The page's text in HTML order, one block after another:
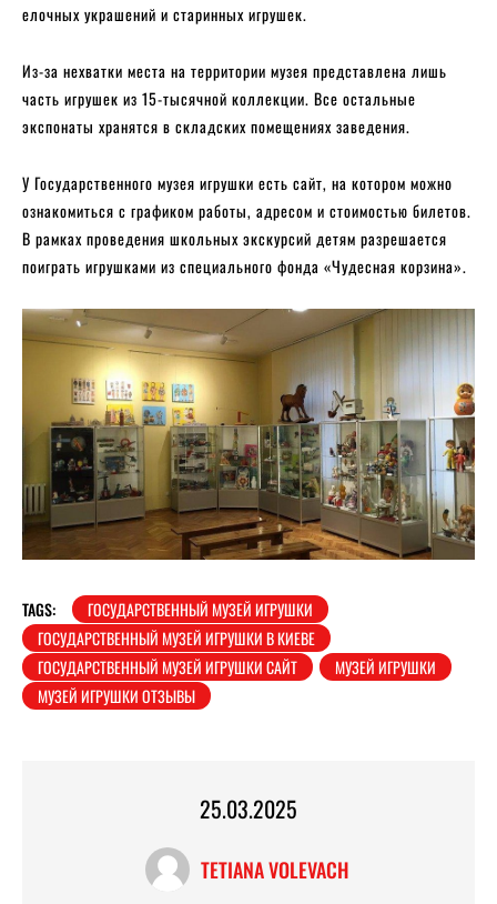
елочных украшений и старинных игрушек.
Из-за нехватки места на территории музея представлена лишь
часть игрушек из 15-тысячной коллекции. Все остальные
экспонаты хранятся в складских помещениях заведения.
У Государственного музея игрушки есть сайт, на котором можно
ознакомиться с графиком работы, адресом и стоимостью билетов.
В рамках проведения школьных экскурсий детям разрешается
поиграть игрушками из специального фонда «Чудесная корзина».
TAGS:
ГОСУДАРСТВЕННЫЙ МУЗЕЙ ИГРУШКИ
ГОСУДАРСТВЕННЫЙ МУЗЕЙ ИГРУШКИ В КИЕВЕ
ГОСУДАРСТВЕННЫЙ МУЗЕЙ ИГРУШКИ САЙТ
МУЗЕЙ ИГРУШКИ
МУЗЕЙ ИГРУШКИ ОТЗЫВЫ
25.03.2025
TETIANA VOLEVACH